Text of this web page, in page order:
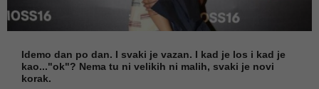
Idemo dan po dan. I svaki je vazan. I kad je los i kad je
kao..."ok"? Nema tu ni velikih ni malih, svaki je novi
korak.